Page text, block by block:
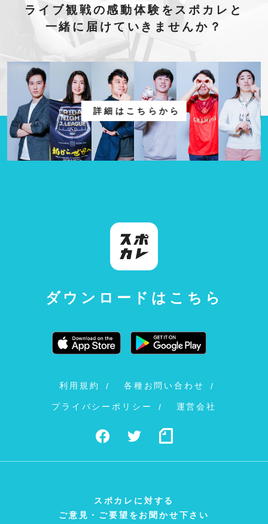
ライブ観戦の感動体験をスポカレと
一緒に届けていきませんか？
詳細はこちらから
ダウンロードはこちら
利用規約 各種お問い合わせ
プライバシーポリシー 運営会社
スポカレに対する
ご意見・ご要望をお聞かせ下さい